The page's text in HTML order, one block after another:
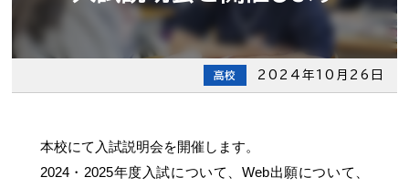
高校 2024年10月26日
本校にて入試説明会を開催します。
2024・2025年度入試について、Web出願について、